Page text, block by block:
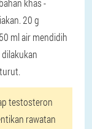
khas -
20 g
ml air mendidih
testosteron
rawatan